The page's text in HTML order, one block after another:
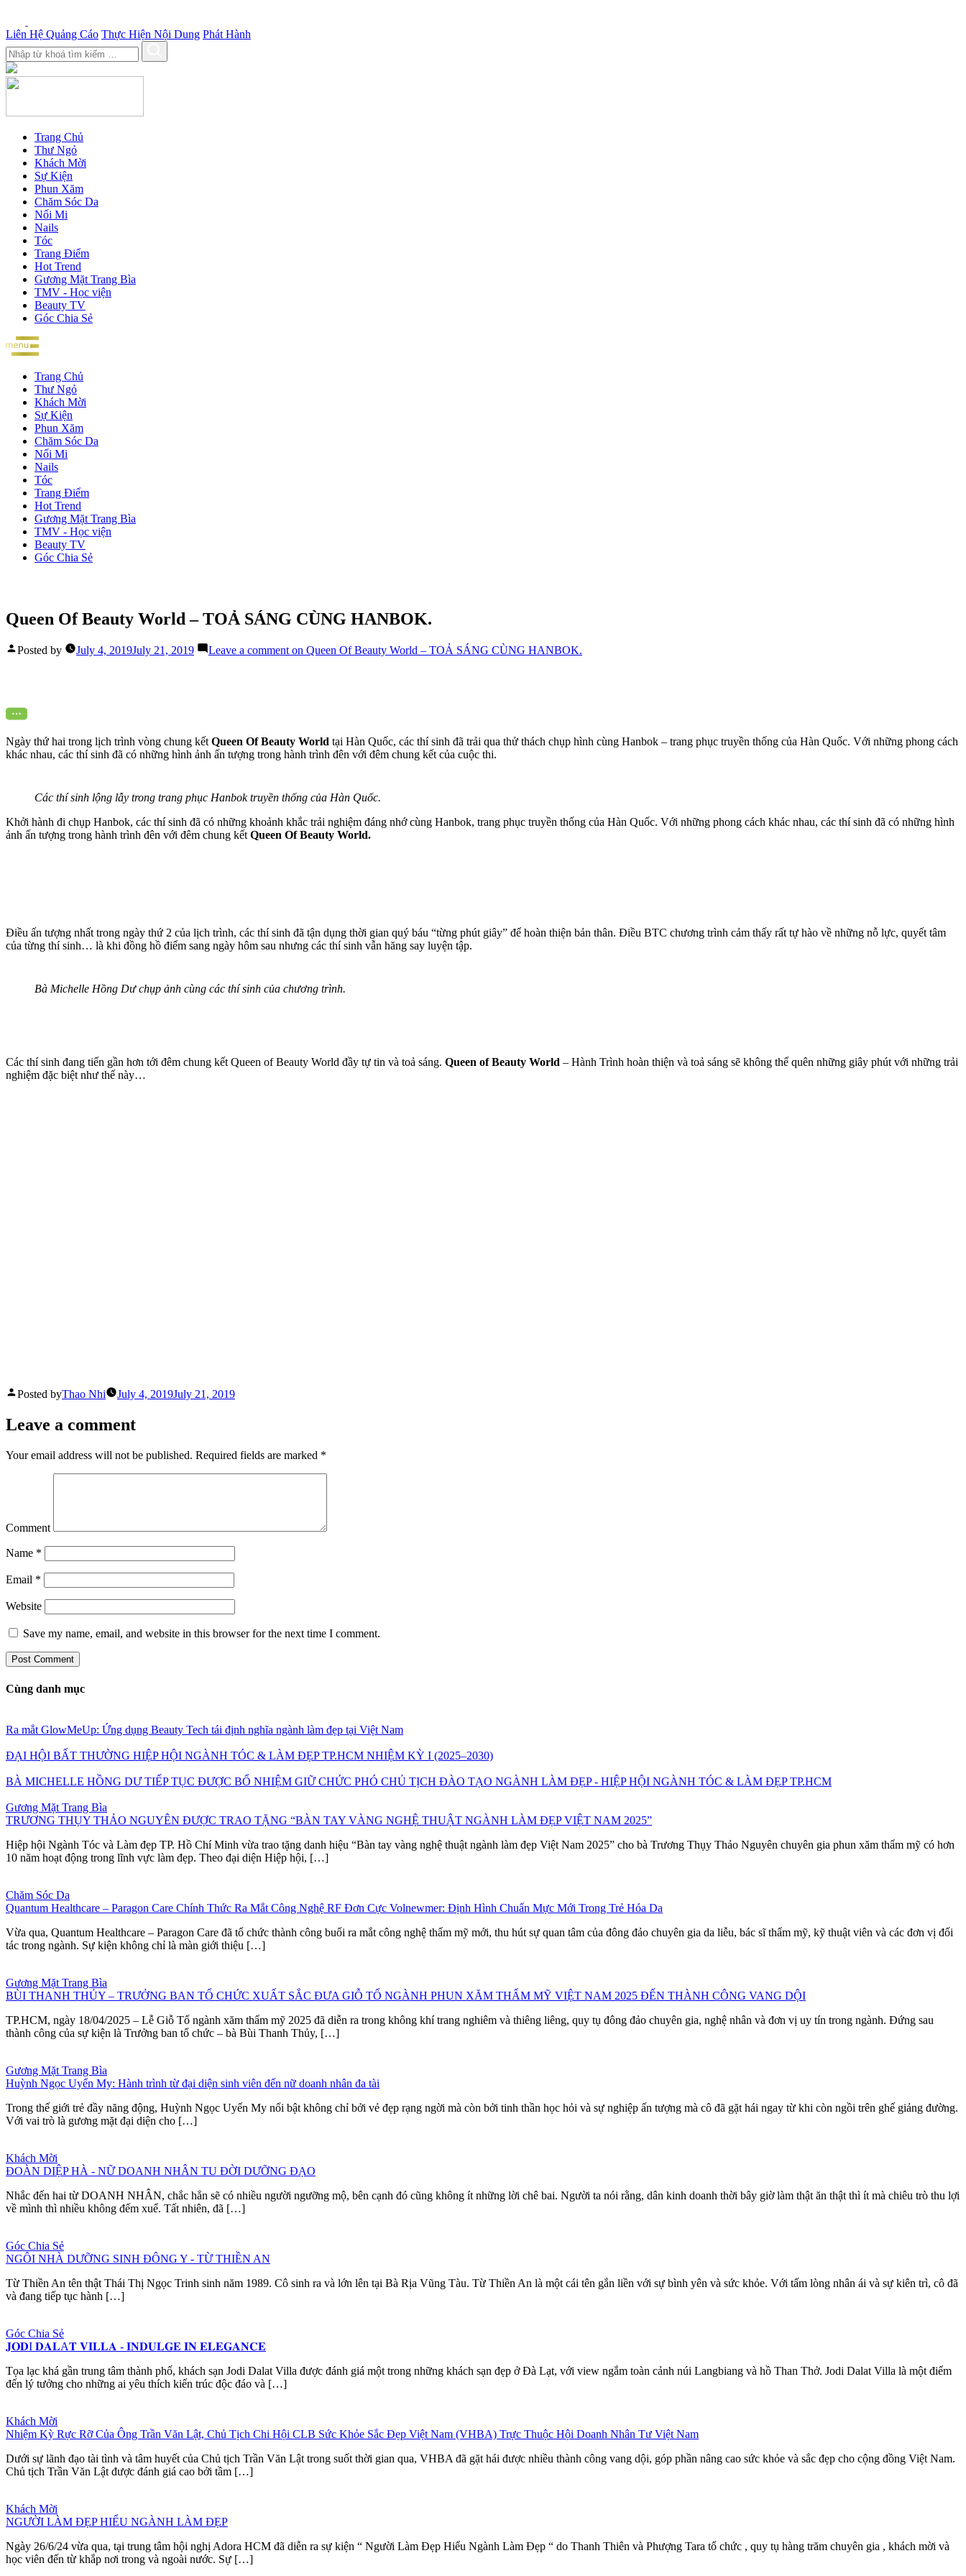
Liên Hệ Quảng Cáo Thực Hiện Nội Dung Phát Hành
Trang Chủ
Thư Ngỏ
Khách Mời
Sự Kiện
Phun Xăm
Chăm Sóc Da
Nối Mi
Nails
Tóc
Trang Điểm
Hot Trend
Gương Mặt Trang Bìa
TMV - Học viện
Beauty TV
Góc Chia Sẻ
Trang Chủ
Thư Ngỏ
Khách Mời
Sự Kiện
Phun Xăm
Chăm Sóc Da
Nối Mi
Nails
Tóc
Trang Điểm
Hot Trend
Gương Mặt Trang Bìa
TMV - Học viện
Beauty TV
Góc Chia Sẻ
Queen Of Beauty World – TOẢ SÁNG CÙNG HANBOK.
Posted by July 4, 2019July 21, 2019 Leave a commenton Queen Of Beauty World – TOẢ SÁNG CÙNG HANBOK.
Ngày thứ hai trong lịch trình vòng chung kếtQueen Of Beauty World tại Hàn Quốc, các thí sinh đã trải qua thử thách chụp hình cùng Hanbok – trang phục truyền thống của Hàn Quốc. Với những phong cách
khác nhau, các thí sinh đã có những hình ảnh ấn tượng trong hành trình đên với đêm chung kết của cuộc thi.
Các thí sinh lộng lẫy trong trang phục Hanbok truyền thống của Hàn Quốc.
Khởi hành đi chụp Hanbok, các thí sinh đã có những khoảnh khắc trải nghiệm đáng nhớ cùng Hanbok, trang phục truyền thống của Hàn Quốc. Với những phong cách khác nhau, các thí sinh đã có những hình
ảnh ấn tượng trong hành trình đên với đêm chung kếtQueen Of Beauty World.
Điều ấn tượng nhất trong ngày thứ 2 của lịch trình, các thí sinh đã tận dụng thời gian quý báu “từng phút giây” để hoàn thiện bản thân. Điều BTC chương trình cảm thấy rất tự hào về những nỗ lực, quyết tâm
của từng thí sinh… là khi đồng hồ điểm sang ngày hôm sau nhưng các thí sinh vẫn hăng say luyện tập.
Bà Michelle Hồng Dư chụp ảnh cùng các thí sinh của chương trình.
Các thí sinh đang tiến gần hơn tới đêm chung kết Queen of Beauty World đầy tự tin và toả sáng. Queen of Beauty World – Hành Trình hoàn thiện và toả sáng sẽ không thể quên những giây phút với những trải
nghiệm đặc biệt như thế này…
Posted byThao Nhi July 4, 2019July 21, 2019
Leave a comment
Your email address will not be published. Required fields are marked *
Comment
Name *
Email *
Website
Save my name, email, and website in this browser for the next time I comment.
Cùng danh mục
Ra mắt GlowMeUp: Ứng dụng Beauty Tech tái định nghĩa ngành làm đẹp tại Việt Nam
ĐẠI HỘI BẤT THƯỜNG HIỆP HỘI NGÀNH TÓC & LÀM ĐẸP TP.HCM NHIỆM KỲ I (2025–2030)
BÀ MICHELLE HỒNG DƯ TIẾP TỤC ĐƯỢC BỔ NHIỆM GIỮ CHỨC PHÓ CHỦ TỊCH ĐÀO TẠO NGÀNH LÀM ĐẸP - HIỆP HỘI NGÀNH TÓC & LÀM ĐẸP TP.HCM
Gương Mặt Trang Bìa
TRƯƠNG THỤY THẢO NGUYÊN ĐƯỢC TRAO TẶNG “BÀN TAY VÀNG NGHỆ THUẬT NGÀNH LÀM ĐẸP VIỆT NAM 2025”
Hiệp hội Ngành Tóc và Làm đẹp TP. Hồ Chí Minh vừa trao tặng danh hiệu “Bàn tay vàng nghệ thuật ngành làm đẹp Việt Nam 2025” cho bà Trương Thụy Thảo Nguyên chuyên gia phun xăm thẩm mỹ có hơn
10 năm hoạt động trong lĩnh vực làm đẹp. Theo đại diện Hiệp hội, […]
Chăm Sóc Da
Quantum Healthcare – Paragon Care Chính Thức Ra Mắt Công Nghệ RF Đơn Cực Volnewmer: Định Hình Chuẩn Mực Mới Trong Trẻ Hóa Da
Vừa qua, Quantum Healthcare – Paragon Care đã tổ chức thành công buổi ra mắt công nghệ thẩm mỹ mới, thu hút sự quan tâm của đông đảo chuyên gia da liễu, bác sĩ thẩm mỹ, kỹ thuật viên và các đơn vị đối
tác trong ngành. Sự kiện không chỉ là màn giới thiệu […]
Gương Mặt Trang Bìa
BÙI THANH THỦY – TRƯỞNG BAN TỔ CHỨC XUẤT SẮC ĐƯA GIỖ TỔ NGÀNH PHUN XĂM THẨM MỸ VIỆT NAM 2025 ĐẾN THÀNH CÔNG VANG DỘI
TP.HCM, ngày 18/04/2025 – Lễ Giỗ Tổ ngành xăm thẩm mỹ 2025 đã diễn ra trong không khí trang nghiêm và thiêng liêng, quy tụ đông đảo chuyên gia, nghệ nhân và đơn vị uy tín trong ngành. Đứng sau
thành công của sự kiện là Trưởng ban tổ chức – bà Bùi Thanh Thủy, […]
Gương Mặt Trang Bìa
Huỳnh Ngọc Uyển My: Hành trình từ đại diện sinh viên đến nữ doanh nhân đa tài
Trong thế giới trẻ đầy năng động, Huỳnh Ngọc Uyển My nổi bật không chỉ bởi vẻ đẹp rạng ngời mà còn bởi tinh thần học hỏi và sự nghiệp ấn tượng mà cô đã gặt hái ngay từ khi còn ngồi trên ghế giảng đường.
Với vai trò là gương mặt đại diện cho […]
Khách Mời
ĐOÀN DIỆP HÀ - NỮ DOANH NHÂN TU ĐỜI DƯỠNG ĐẠO
Nhắc đến hai từ DOANH NHÂN, chắc hẳn sẽ có nhiều người ngưỡng mộ, bên cạnh đó cũng không ít những lời chê bai. Người ta nói rằng, dân kinh doanh thời bây giờ làm thật ăn thật thì ít mà chiêu trò thu lợi
về mình thì nhiều không đếm xuể. Tất nhiên, đã […]
Góc Chia Sẻ
NGÔI NHÀ DƯỠNG SINH ĐÔNG Y - TỪ THIỀN AN
Từ Thiền An tên thật Thái Thị Ngọc Trinh sinh năm 1989. Cô sinh ra và lớn lên tại Bà Rịa Vũng Tàu. Từ Thiền An là một cái tên gắn liền với sự bình yên và sức khỏe. Với tấm lòng nhân ái và sự kiên trì, cô đã
và đang tiếp tục hành […]
Góc Chia Sẻ
𝐉𝐎𝐃I 𝐃𝐀𝐋A𝐓 𝐕𝐈𝐋𝐋𝐀 - 𝐈𝐍𝐃𝐔𝐋𝐆𝐄 𝐈𝐍 𝐄𝐋𝐄𝐆𝐀𝐍𝐂𝐄
Tọa lạc khá gần trung tâm thành phố, khách sạn Jodi Dalat Villa được đánh giá một trong những khách sạn đẹp ở Đà Lạt, với view ngắm toàn cảnh núi Langbiang và hồ Than Thở. Jodi Dalat Villa là một điểm
đến lý tưởng cho những ai yêu thích kiến trúc độc đáo và […]
Khách Mời
Nhiệm Kỳ Rực Rỡ Của Ông Trần Văn Lật, Chủ Tịch Chi Hội CLB Sức Khỏe Sắc Đẹp Việt Nam (VHBA) Trực Thuộc Hội Doanh Nhân Tư Việt Nam
Dưới sự lãnh đạo tài tình và tâm huyết của Chủ tịch Trần Văn Lật trong suốt thời gian qua, VHBA đã gặt hái được nhiều thành công vang dội, góp phần nâng cao sức khỏe và sắc đẹp cho cộng đồng Việt Nam.
Chủ tịch Trần Văn Lật được đánh giá cao bởi tầm […]
Khách Mời
NGƯỜI LÀM ĐẸP HIỂU NGÀNH LÀM ĐẸP
Ngày 26/6/24 vừa qua, tại trung tâm hội nghị Adora HCM đã diễn ra sự kiện “ Người Làm Đẹp Hiểu Ngành Làm Đẹp “ do Thanh Thiên và Phượng Tara tổ chức , quy tụ hàng trăm chuyên gia , khách mời và
học viên đến từ khắp nơi trong và ngoài nước. Sự […]